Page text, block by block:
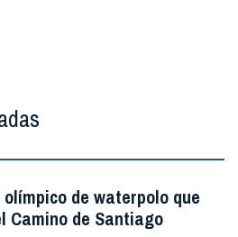
de waterpolo que
Camino de Santiago